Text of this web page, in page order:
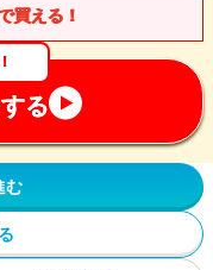
買える！
る
む